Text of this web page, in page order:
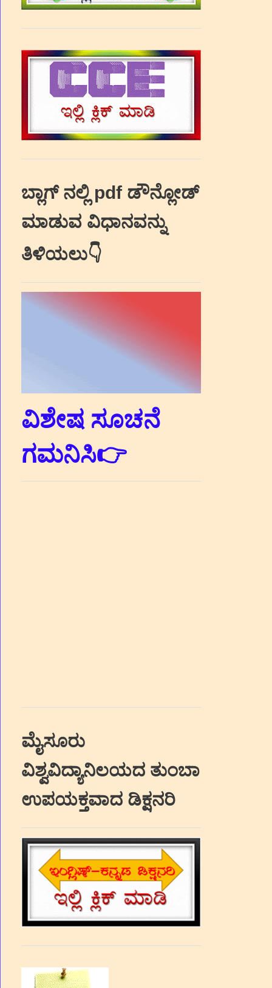
ಬ್ಲಾಗ್‌ ನಲ್ಲಿ pdf ಡೌನ್ಲೋಡ್‌
ಮಾಡುವ ವಿಧಾನವನ್ನು
ತಿಳಿಯಲು👇
ವಿಶೇಷ ಸೂಚನೆ
ಗಮನಿಸಿ👉
ಮೈಸೂರು
ವಿಶ್ವವಿದ್ಯಾನಿಲಯದ ತುಂಬಾ
ಉಪಯಕ್ತವಾದ ಡಿಕ್ಷನರಿ